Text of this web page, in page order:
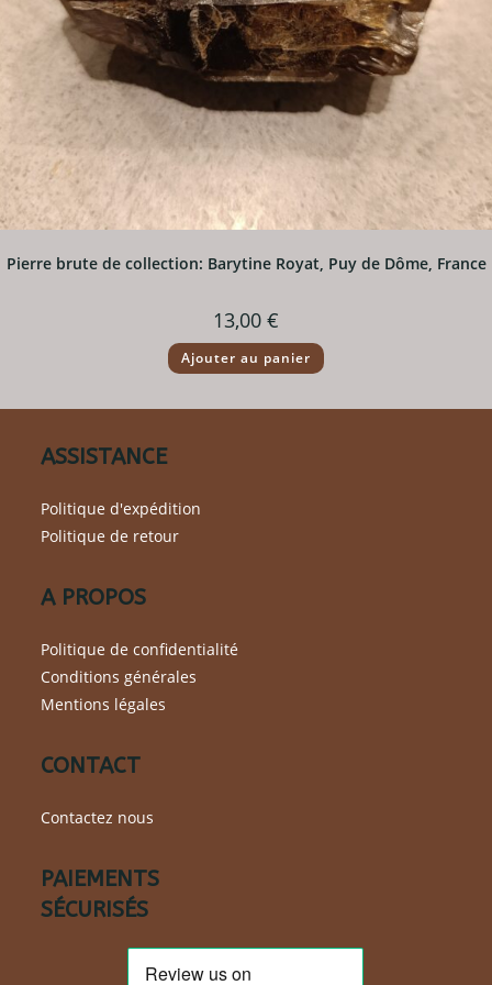
Pierre brute de collection: Barytine Royat, Puy de Dôme, France
13,00 €
Ajouter au panier
ASSISTANCE
Politique d'expédition
Politique de retour
A PROPOS
Politique de confidentialité
Conditions générales
Mentions légales
CONTACT
Contactez nous
PAIEMENTS
SÉCURISÉS